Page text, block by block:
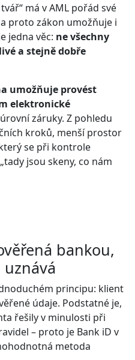
má v AML pořád své
proto zákon umožňuje i
jedna věc: ne všechny
a stejně dobře
umožňuje provést
elektronické
záruky. Z pohledu
kroků, menší prostor
se při kontrole
jsou skeny, co nám
bankou,
uznává
principu: klient
údaje. Podstatné je,
řešily v minulosti při
– proto je Bank iD v
metoda